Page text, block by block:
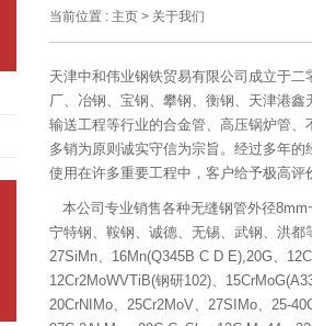
当前位置 : 主页 > 关于我们
天津中和伟业钢铁贸易有限公司成立于
厂、冶钢、宝钢、攀钢、衡钢、天津港
输送工程等行业的合金管、高压锅炉管
多销为原则诚实守信为宗旨。经过多年
使用在许多重要工程中，客户给予极高评
本公司专业销售各种无缝钢管外径
宁特钢、鞍钢、诚德、无锡、武钢、洪都
27SiMn、16Mn(Q345B C D E),20G、
12Cr2MoWVTiB(钢研102)、
20CrNIMo、25Cr2MoV、27SIMo、25-